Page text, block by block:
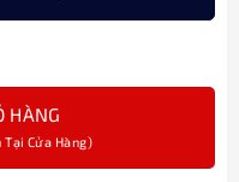
HÀNG